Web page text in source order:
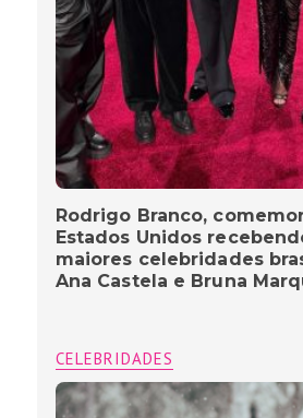
Rodrigo Branco,
Estados Unidos
maiores celebridades
Ana Castela e Bruna
CELEBRIDADES